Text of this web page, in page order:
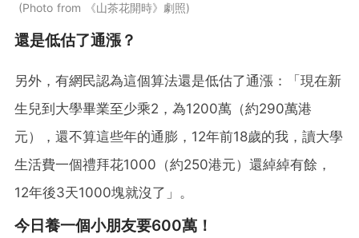
Photo from 《山茶花開時》劇照
還是低估了通漲？
另外，有網民認為這個算法還是低估了通漲：「現在新
生兒到大學畢業至少乘2，為1200萬（約290萬港
元），還不算這些年的通膨，12年前18歲的我，讀大學
生活費一個禮拜花1000（約250港元）還綽綽有餘，
12年後3天1000塊就沒了」。
今日養一個小朋友要600萬！